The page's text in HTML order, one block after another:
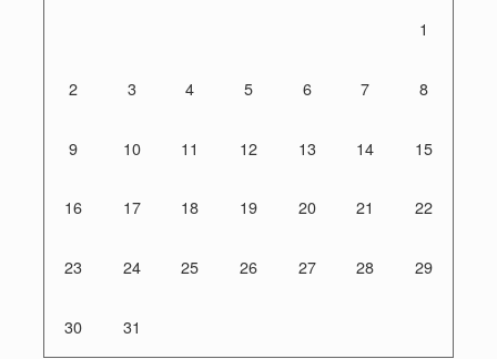
1
2 3 4 5 6 7 8
9 10 11 12 13 14 15
16 17 18 19 20 21 22
23 24 25 26 27 28 29
30 31